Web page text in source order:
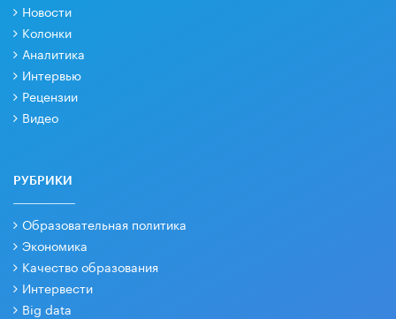
Новости
Колонки
Аналитика
Интервью
Рецензии
Видео
РУБРИКИ
Образовательная политика
Экономика
Качество образования
Интервести
Big data